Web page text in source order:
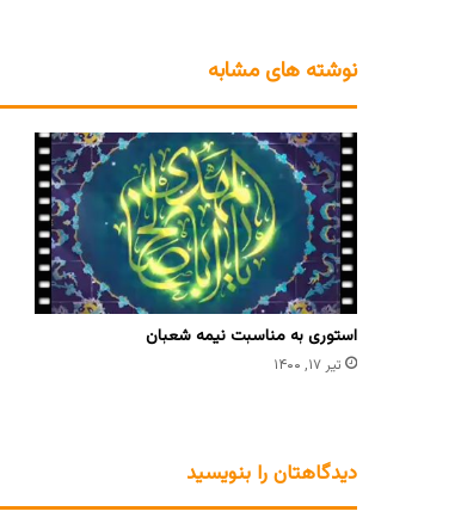
نوشته های مشابه
استوری به مناسبت نیمه شعبان
تیر ۱۷, ۱۴۰۰
دیدگاهتان را بنویسید